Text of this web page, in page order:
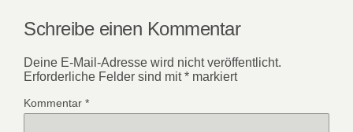
Schreibe einen Kommentar
Deine E-Mail-Adresse wird nicht veröffentlicht.
Erforderliche Felder sind mit* markiert
Kommentar *